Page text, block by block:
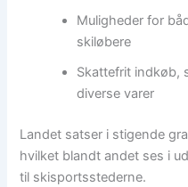
Muligheder for
skiløbere
Skattefrit indkøb,
diverse varer
Landet satser i stigende
hvilket blandt andet ses i
til skisportsstederne.